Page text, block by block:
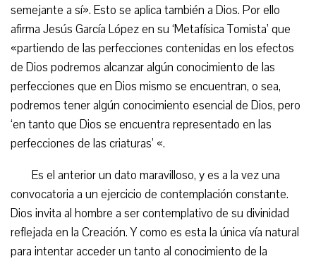
semejante a sí». Esto se aplica también a Dios. Por ello
afirma Jesús García López en su ‘Metafísica Tomista’ que
«partiendo de las perfecciones contenidas en los efectos
de Dios podremos alcanzar algún conocimiento de las
perfecciones que en Dios mismo se encuentran, o sea,
podremos tener algún conocimiento esencial de Dios, pero
‘en tanto que Dios se encuentra representado en las
perfecciones de las criaturas’ «.
Es el anterior un dato maravilloso, y es a la vez una
convocatoria a un ejercicio de contemplación constante.
Dios invita al hombre a ser contemplativo de su divinidad
reflejada en la Creación. Y como es esta la única vía natural
para intentar acceder un tanto al conocimiento de la